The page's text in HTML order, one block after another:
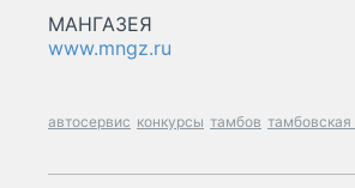
МАНГАЗЕЯ
www.mngz.ru
автосервис конкурсы тамбов тамбовская